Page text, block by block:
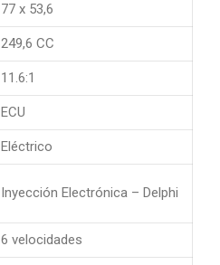
77 x 53,6
249,6 CC
11.6:1
ECU
Eléctrico
Inyección Electrónica – Delphi
6 velocidades